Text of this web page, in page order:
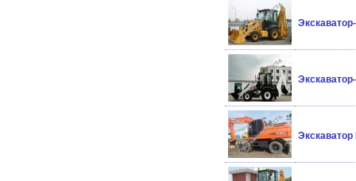
Экскаватор